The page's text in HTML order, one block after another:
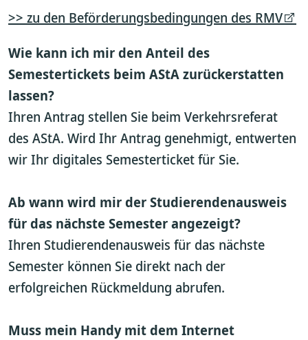
>> zu den Beförderungsbedingungen des RMV
Wie kann ich mir den Anteil des
Semestertickets beim AStA zurückerstatten
lassen?
Ihren Antrag stellen Sie beim Verkehrsreferat
des AStA. Wird Ihr Antrag genehmigt, entwerten
wir Ihr digitales Semesterticket für Sie.
Ab wann wird mir der Studierendenausweis
für das nächste Semester angezeigt?
Ihren Studierendenausweis für das nächste
Semester können Sie direkt nach der
erfolgreichen Rückmeldung abrufen.
Muss mein Handy mit dem Internet